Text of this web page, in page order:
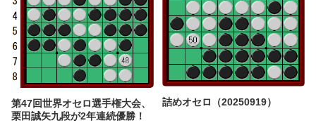
第47回世界オセロ選手権大会、
栗田誠矢九段が2年連続優勝！
詰めオセロ（20250919）